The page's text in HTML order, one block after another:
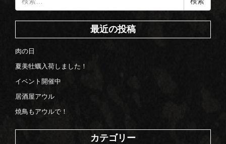
索:
最近の投稿
肉の日
夏美牡蠣入荷しました！
イベント開催中
居酒屋アウル
焼鳥もアウルで！
カテゴリー